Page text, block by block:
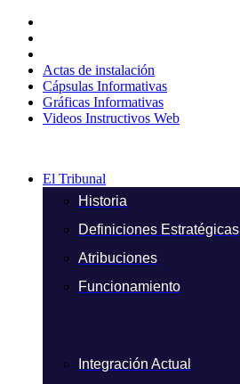
contenido
Actas de instalación
Cápsulas Informativas
Gráficas Informativas
Videos Instructivos Web
El Tribunal
Historia
Definiciones Estratégicas
Atribuciones
Funcionamiento
Integración Actual